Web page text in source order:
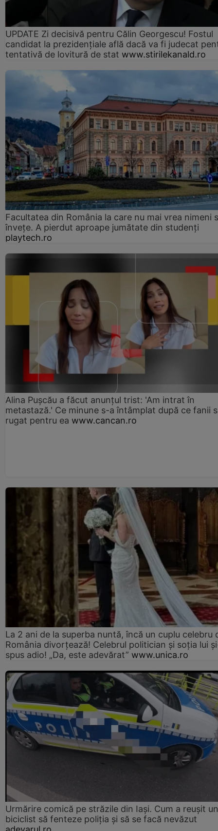
UPDATE Zi decisivă pentru Călin Georgescu! Fostul
candidat la prezidențiale află dacă va fi judecat
tentativă de lovitură de stat www.stirilekanald.ro
Facultatea din România la care nu mai vrea nimeni
înveţe. A pierdut aproape jumătate din studenţi
playtech.ro
Alina Pușcău a făcut anunțul trist: 'Am intrat în
metastază.' Ce minune s-a întâmplat după ce fanii
rugat pentru ea www.cancan.ro
La 2 ani de la superba nuntă, încă un cuplu celebru
România divorțează! Celebrul politician și soția lui
spus adio! „Da, este adevărat” www.unica.ro
Urmărire comică pe străzile din Iași. Cum a reușit un
biciclist să fenteze poliția și să se facă nevăzut